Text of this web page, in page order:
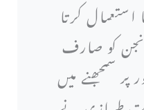
کرتا
کو صارف
سمجھنے میں